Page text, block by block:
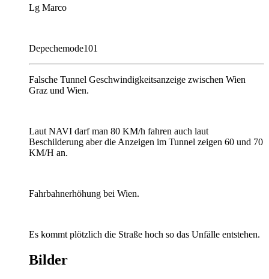
Lg Marco
Depechemode101
Falsche Tunnel Geschwindigkeitsanzeige zwischen Wien
Graz und Wien.
Laut NAVI darf man 80 KM/h fahren auch laut
Beschilderung aber die Anzeigen im Tunnel zeigen 60 und 70
KM/H an.
Fahrbahnerhöhung bei Wien.
Es kommt plötzlich die Straße hoch so das Unfälle entstehen.
Bilder